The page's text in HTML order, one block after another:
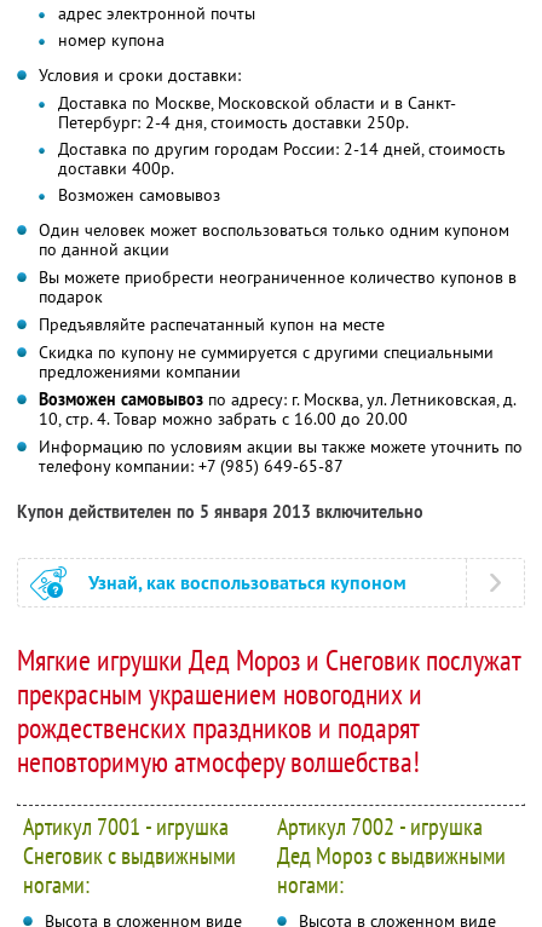
адрес электронной почты
номер купона
Условия и сроки доставки:
Доставка по Москве, Московской области и в Санкт-
Петербург: 2-4 дня, стоимость доставки 250р.
Доставка по другим городам России: 2-14 дней, стоимость
доставки 400р.
Возможен самовывоз
Один человек может воспользоваться только одним купоном
по данной акции
Вы можете приобрести неограниченное количество купонов в
подарок
Предъявляйте распечатанный купон на месте
Скидка по купону не суммируется с другими специальными
предложениями компании
Возможен самовывоз по адресу: г. Москва, ул. Летниковская, д.
10, стр. 4. Товар можно забрать с 16.00 до 20.00
Информацию по условиям акции вы также можете уточнить по
телефону компании: +7 (985) 649-65-87
Купон действителен по 5 января 2013 включительно
Узнай, как воспользоваться купоном
Мягкие игрушки Дед Мороз и Снеговик послужат
прекрасным украшением новогодних и
рождественских праздников и подарят
неповторимую атмосферу волшебства!
Артикул 7001 - игрушка
Снеговик с выдвижными
ногами:
Высота в сложенном виде
Артикул 7002 - игрушка
Дед Мороз с выдвижными
ногами:
Высота в сложенном виде